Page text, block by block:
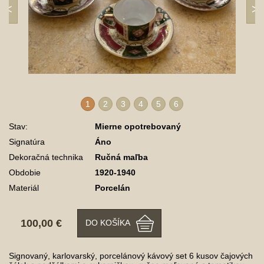
1 2 3 4 5 6
Stav:
Mierne opotrebovaný
Signatúra
Áno
Dekoračná technika
Ručná maľba
Obdobie
1920-1940
Materiál
Porcelán
100,00 € DO KOŠÍKA
Signovaný, karlovarský, porcelánový kávový set 6 kusov čajových